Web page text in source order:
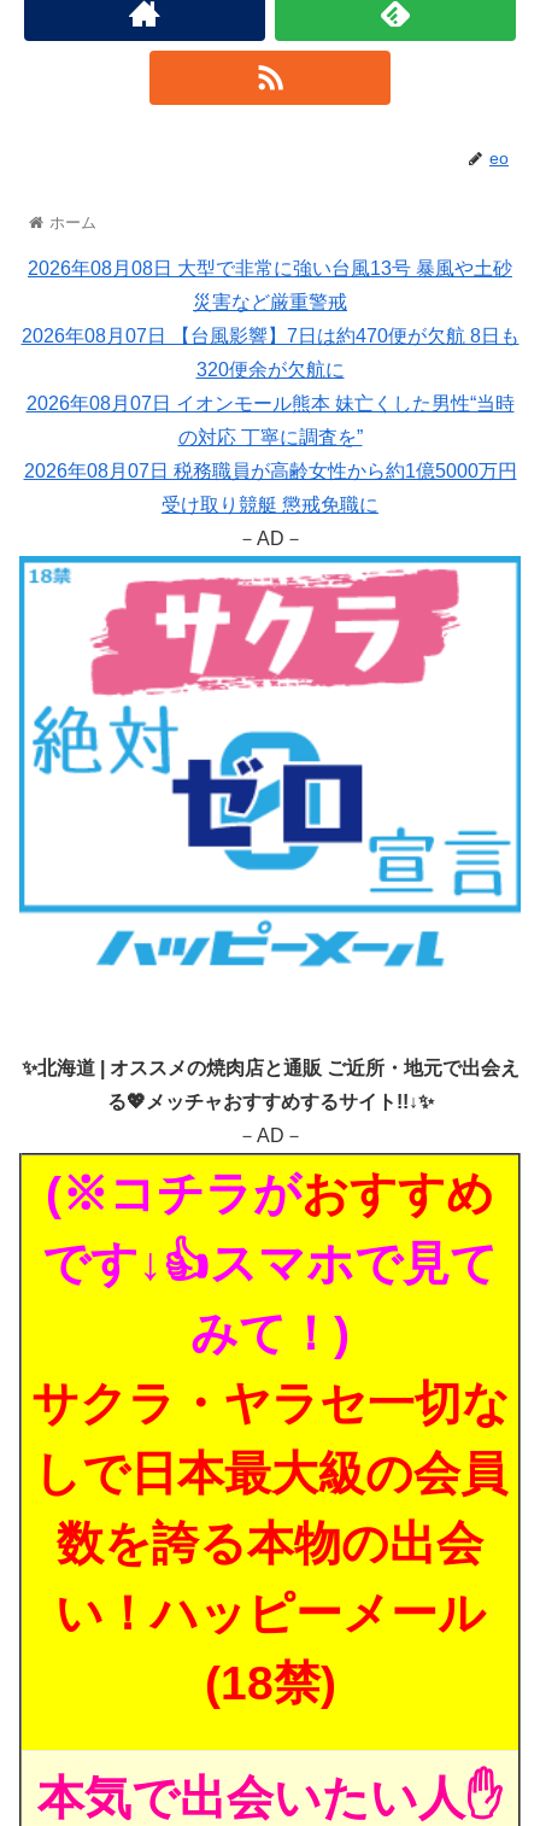
eo
ホーム
2026年08月08日 大型で非常に強い台風13号 暴風や土砂
災害など厳重警戒
2026年08月07日 【台風影響】7日は約470便が欠航 8日も
320便余が欠航に
2026年08月07日 イオンモール熊本 妹亡くした男性“当時
の対応 丁寧に調査を”
2026年08月07日 税務職員が高齢女性から約1億5000万円
受け取り競艇 懲戒免職に
－AD－
✨北海道 | オススメの焼肉店と通販 ご近所・地元で出会え
る💖メッチャおすすめするサイト!!↓✨
－AD－
(※コチラがおすすめ
です↓👍スマホで見て
みて！)
サクラ・ヤラセ一切な
しで日本最大級の会員
数を誇る本物の出会
い！ハッピーメール
(18禁)
本気で出会いたい人✋